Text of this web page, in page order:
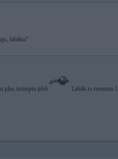
labāku?
plus izstieptu ķēdi
Labāk to remonta